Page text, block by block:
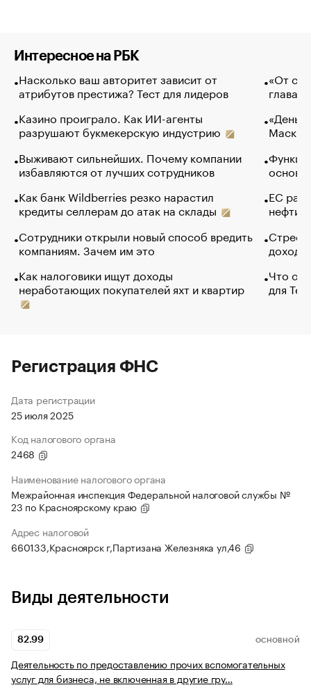
Интересное на РБК
Насколько ваш авторитет зависит от
атрибутов престижа? Тест для лидеров
Казино проиграло. Как ИИ-агенты
разрушают букмекерскую индустрию
Выживают сильнейших. Почему компании
избавляются от лучших сотрудников
Как банк Wildberries резко нарастил
кредиты селлерам до атак на склады
Сотрудники открыли новый способ вредить
компаниям. Зачем им это
Как налоговики ищут доходы
неработающих покупателей яхт и квартир
«От
глава
Маск в
основ
ЕС
нефти
Что
для
Регистрация ФНС
Дата регистрации
25 июля 2025
Код налогового органа
2468
Наименование налогового органа
Межрайонная инспекция Федеральной налоговой службы №
23 по Красноярскому краю
Адрес налоговой
660133,Красноярск г,Партизана Железняка ул,46
Виды деятельности
82.99 ОСНОВНОЙ
Деятельность по предоставлению прочих вспомогательных
услуг для бизнеса, не включенная в другие гру…